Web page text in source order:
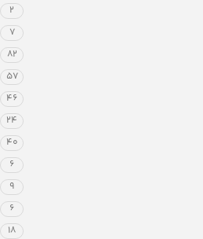
2
7
82
57
46
24
40
6
9
6
18